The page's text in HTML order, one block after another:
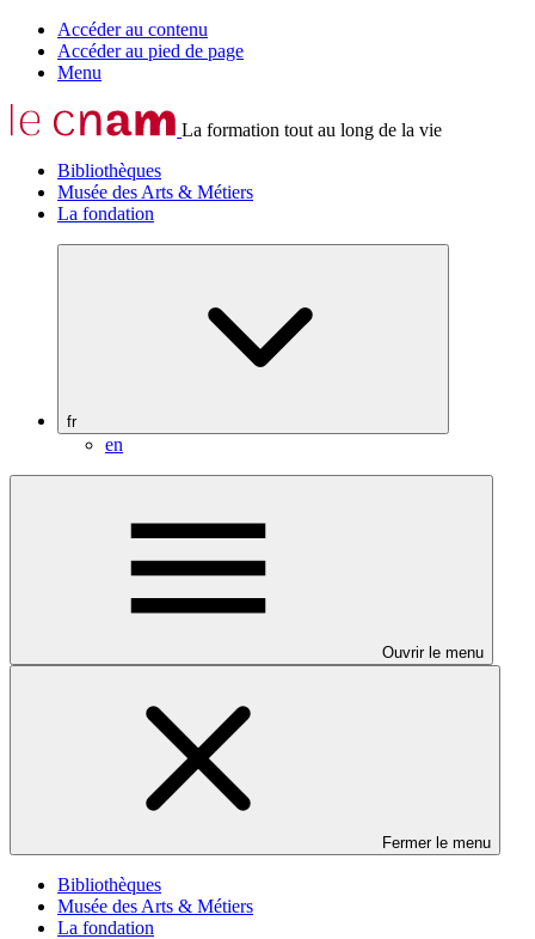
Accéder au contenu
Accéder au pied de page
Menu
La formation tout au long de la vie
Bibliothèques
Musée des Arts & Métiers
La fondation
fr
en
Ouvrir le menu
Fermer le menu
Bibliothèques
Musée des Arts & Métiers
La fondation